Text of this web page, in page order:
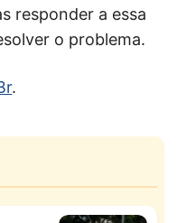
responder a essa
o problema.
.